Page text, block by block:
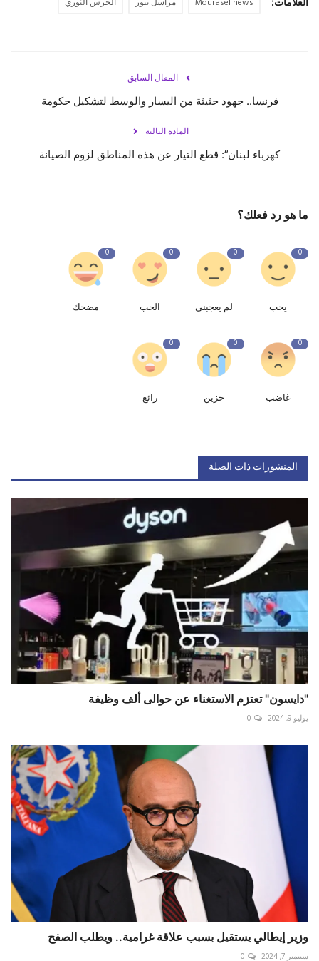
المقال السابق
فرنسا.. جهود حثيثة من اليسار والوسط لتشكيل حكومة
المادة التالية
كهرباء لبنان”: قطع التيار عن هذه المناطق لزوم الصيانة
ما هو رد فعلك؟
0
يحب
0
لم يعجبنى
0
الحب
0
مضحك
0
غاضب
0
حزين
0
رائع
المنشورات ذات الصلة
"دايسون" تعتزم الاستغناء عن حوالى ألف وظيفة
يوليو 9, 2024 0
وزير إيطالي يستقيل بسبب علاقة غرامية.. ويطلب الصفح
سبتمبر 7, 2024 0